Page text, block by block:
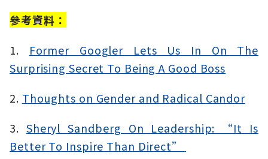
參考資料：
1. Former Googler Lets Us In On The
Surprising Secret To Being A Good Boss
2. Thoughts on Gender and Radical Candor
3. Sheryl Sandberg On Leadership: “It Is
Better To Inspire Than Direct”